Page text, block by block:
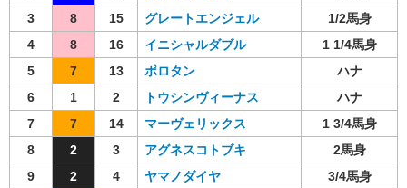
3
8 15 グレートエンジェル
1/2馬身
4
8 16 イニシャルダブル
1 1/4馬身
5
7 13 ポロタン
ハナ
6
1 2 トウシンヴィーナス
ハナ
7
7 14 マーヴェリックス
1 3/4馬身
8
2 3 アグネスコトブキ
2馬身
9
2 4 ヤマノダイヤ
3/4馬身